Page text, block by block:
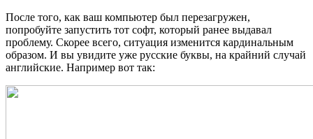
После того, как ваш компьютер был перезагружен,
попробуйте запустить тот софт, который ранее выдавал
проблему. Скорее всего, ситуация изменится кардинальным
образом. И вы увидите уже русские буквы, на крайний случай
английские. Например вот так: